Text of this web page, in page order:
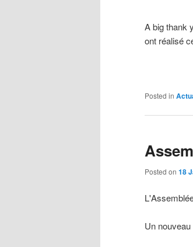
A big thank
ont réalisé
Posted in
Posted on 18
Un